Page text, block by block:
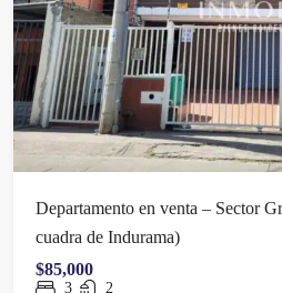
Departamento en venta – Sector
cuadra de Indurama)
$85,000
3 2